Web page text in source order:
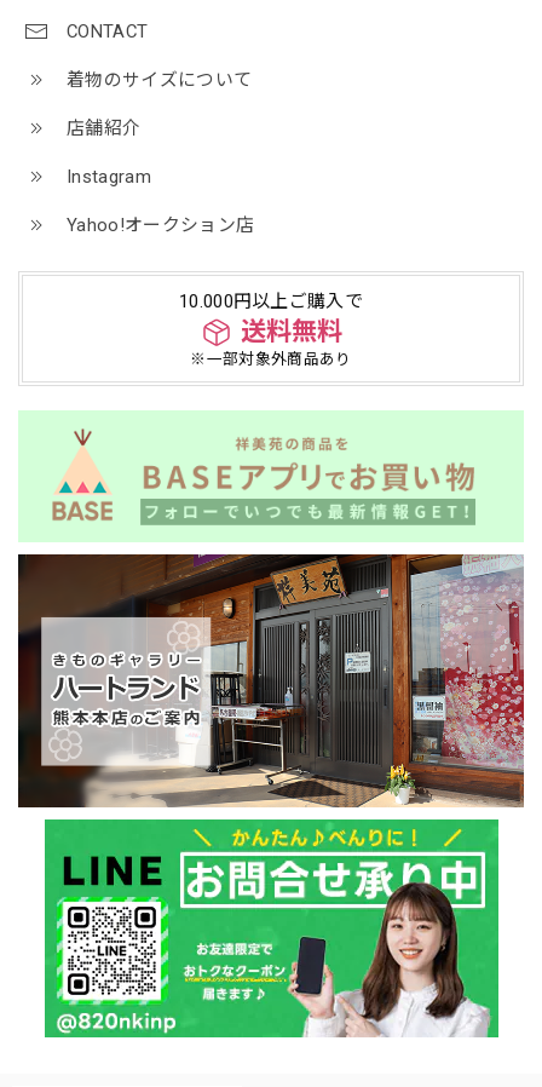
CONTACT
着物のサイズについて
店舗紹介
Instagram
Yahoo!オークション店
10.000円以上ご購入で
送料無料
※一部対象外商品あり